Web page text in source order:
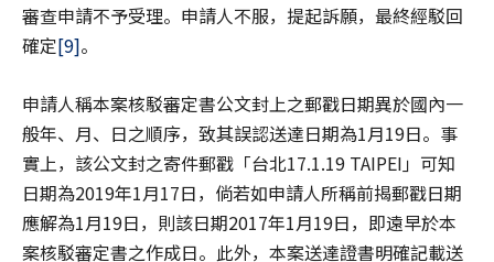
審查申請不予受理。申請人不服，提起訴願，最終經駁回
確定[9]。
申請人稱本案核駁審定書公文封上之郵戳日期異於國內一
般年、月、日之順序，致其誤認送達日期為1月19日。事
實上，該公文封之寄件郵戳「台北17.1.19 TAIPEI」可知
日期為2019年1月17日，倘若如申請人所稱前揭郵戳日期
應解為1月19日，則該日期2017年1月19日，即遠早於本
案核駁審定書之作成日。此外，本案送達證書明確記載送